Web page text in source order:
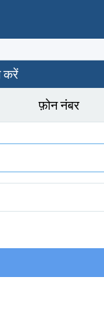
करें
फ़ोन नंबर